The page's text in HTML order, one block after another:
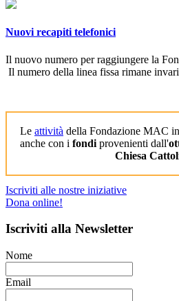
Nuovi recapiti telefonici
Il nuovo numero per raggiungere la
Il numero della linea fissa rimane
Le attività della Fondazione MAC
anche con i fondiprovenienti dall'
Chiesa
Iscriviti alle nostre iniziative
Dona online!
Iscriviti alla Newsletter
Nome
Email